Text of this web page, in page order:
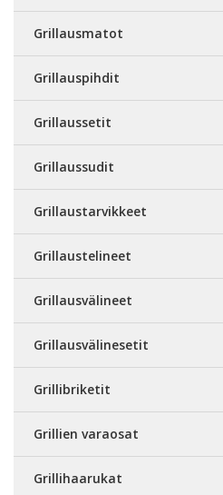
Grillausmatot
Grillauspihdit
Grillaussetit
Grillaussudit
Grillaustarvikkeet
Grillaustelineet
Grillausvälineet
Grillausvälinesetit
Grillibriketit
Grillien varaosat
Grillihaarukat